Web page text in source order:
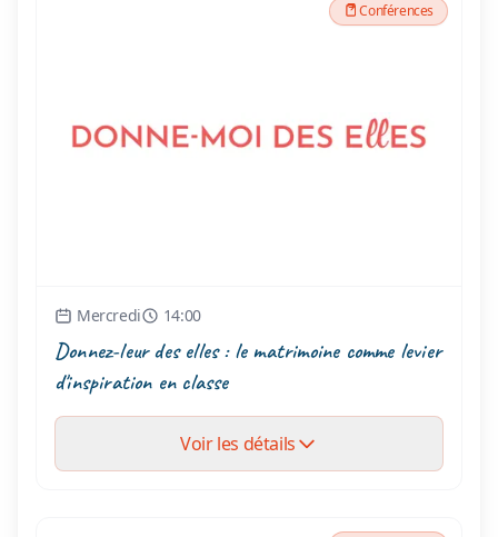
Conférences
Mercredi 14:00
Donnez-leur des elles : le matrimoine comme levier
d'inspiration en classe
Voir les détails